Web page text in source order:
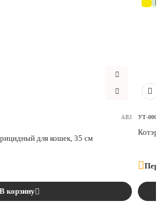
АВЗ
для кошек, 35 см
В корзину
УТ-